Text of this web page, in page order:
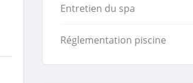
Entretien du spa
Réglementation piscine